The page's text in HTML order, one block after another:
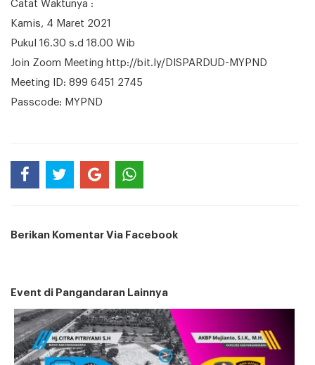
Catat Waktunya :
Kamis, 4 Maret 2021
Pukul 16.30 s.d 18.00 Wib
Join Zoom Meeting http://bit.ly/DISPARDUD-MYPND
Meeting ID: 899 6451 2745
Passcode: MYPND
Berikan Komentar Via Facebook
Event di Pangandaran Lainnya